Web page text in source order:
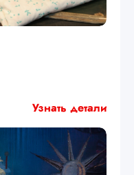
Узнать детали